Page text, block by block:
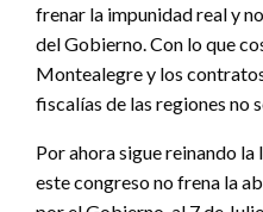
frenar la impunidad real y
del Gobierno. Con lo que
Montealegre y los
fiscalías de las regiones no
Por ahora sigue reinando
este congreso no frena la